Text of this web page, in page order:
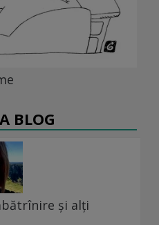
BLOG
și alți